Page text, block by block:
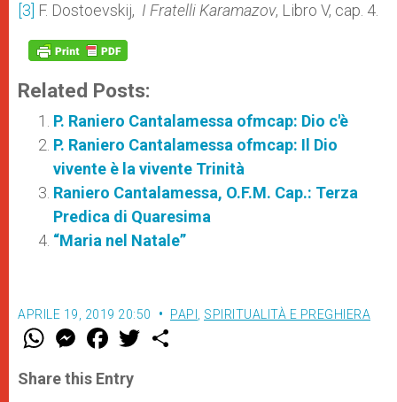
[3] F. Dostoevskij, I Fratelli Karamazov, Libro V, cap. 4.
Related Posts:
P. Raniero Cantalamessa ofmcap: Dio c'è
P. Raniero Cantalamessa ofmcap: Il Dio
vivente è la vivente Trinità
Raniero Cantalamessa, O.F.M. Cap.: Terza
Predica di Quaresima
“Maria nel Natale”
APRILE 19, 2019 20:50 PAPI SPIRITUALITÀ E PREGHIERA
W
t
s
M
e
s
e
F
a
e
b
w
Share this Entry